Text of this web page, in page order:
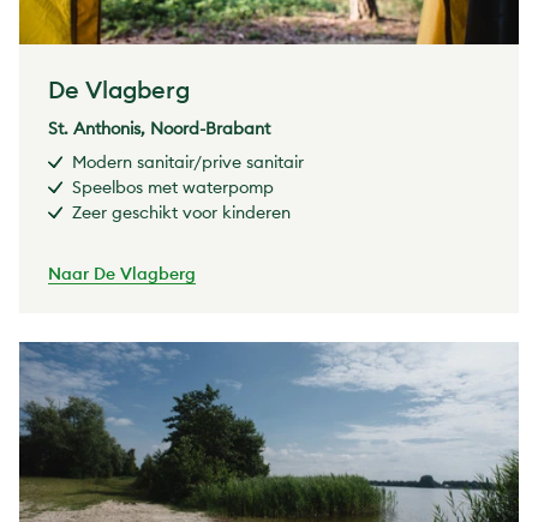
De Vlagberg
St. Anthonis, Noord-Brabant
Modern sanitair/prive sanitair
Speelbos met waterpomp
Zeer geschikt voor kinderen
Naar De Vlagberg